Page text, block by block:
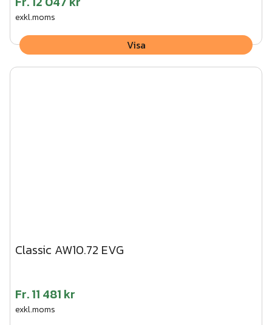
exkl.moms
Visa
Classic AW10.72 EVG
Fr.11 481 kr
exkl.moms